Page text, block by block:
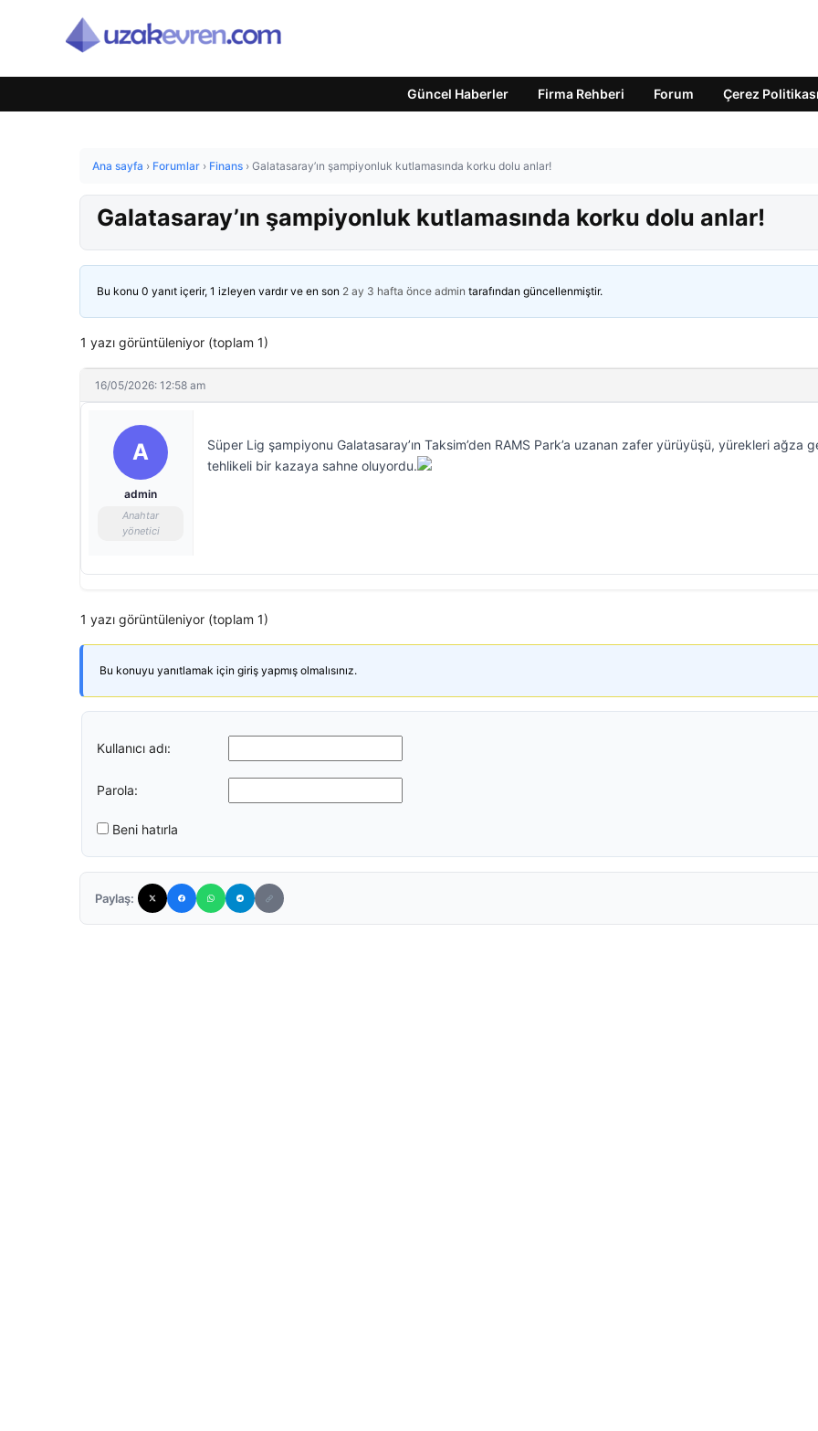
Güncel Haberler Firma Rehberi Forum Çerez Politikası
Ana sayfa › Forumlar › Finans › Galatasaray’ın şampiyonluk kutlamasında korku dolu anlar!
Galatasaray’ın şampiyonluk kutlamasında korku dolu anlar!
Bu konu 0 yanıt içerir, 1 izleyen vardır ve en son 2 ay 3 hafta önce admin tarafından güncellenmiştir.
1 yazı görüntüleniyor (toplam 1)
16/05/2026: 12:58 am
A
admin
Anahtar
yönetici
Süper Lig şampiyonu Galatasaray’ın Taksim’den RAMS Park’a uzanan zafer yürüyüşü, yürekleri ağza
tehlikeli bir kazaya sahne oluyordu.
1 yazı görüntüleniyor (toplam 1)
Bu konuyu yanıtlamak için giriş yapmış olmalısınız.
Kullanıcı adı:
Parola:
Beni hatırla
Paylaş: